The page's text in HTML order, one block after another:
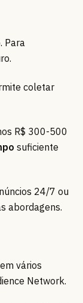
Para
coletar
R$ 300-500
suficiente
24/7 ou
abordagens.
em vários
Network.